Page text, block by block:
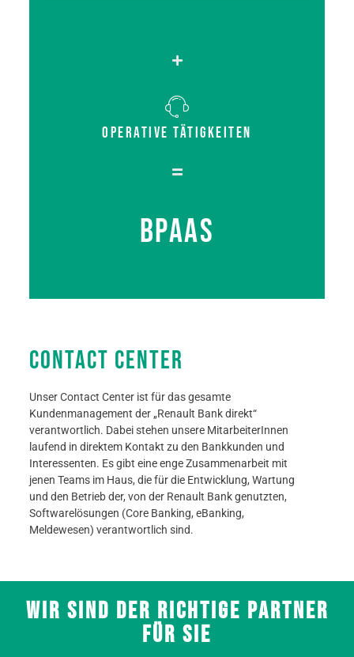
Operative Tätigkeiten
BPaaS
CONTACT CENTER
Unser Contact Center ist für das gesamte
Kundenmanagement der „Renault Bank direkt“
verantwortlich. Dabei stehen unsere MitarbeiterInnen
laufend in direktem Kontakt zu den Bankkunden und
Interessenten. Es gibt eine enge Zusammenarbeit mit
jenen Teams im Haus, die für die Entwicklung, Wartung
und den Betrieb der, von der Renault Bank genutzten,
Softwarelösungen (Core Banking, eBanking,
Meldewesen) verantwortlich sind.
Wir sind der richtige Partner
für Sie